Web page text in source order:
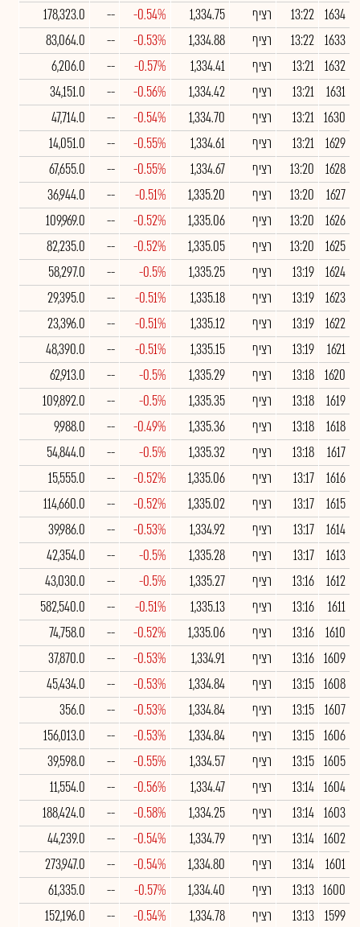
1634
13:22 רציף 1,334.75
-0.54%
--
178,323.0
1633
13:22 רציף 1,334.88
-0.53%
--
83,064.0
1632
13:21 רציף 1,334.41
-0.57%
--
6,206.0
1631
13:21 רציף 1,334.42
-0.56%
--
34,151.0
1630
13:21 רציף 1,334.70
-0.54%
--
47,714.0
1629
13:21 רציף 1,334.61
-0.55%
--
14,051.0
1628
13:20 רציף 1,334.67
-0.55%
--
67,655.0
1627
13:20 רציף 1,335.20
-0.51%
--
36,944.0
1626
13:20 רציף 1,335.06
-0.52%
--
109,969.0
1625
13:20 רציף 1,335.05
-0.52%
--
82,235.0
1624
13:19 רציף 1,335.25
-0.5%
--
58,297.0
1623
13:19 רציף 1,335.18
-0.51%
--
29,395.0
1622
13:19 רציף 1,335.12
-0.51%
--
23,396.0
1621
13:19 רציף 1,335.15
-0.51%
--
48,390.0
1620
13:18 רציף 1,335.29
-0.5%
--
62,913.0
1619
13:18 רציף 1,335.35
-0.5%
--
109,892.0
1618
13:18 רציף 1,335.36
-0.49%
--
9,988.0
1617
13:18 רציף 1,335.32
-0.5%
--
54,844.0
1616
13:17 רציף 1,335.06
-0.52%
--
15,555.0
1615
13:17 רציף 1,335.02
-0.52%
--
114,660.0
1614
13:17 רציף 1,334.92
-0.53%
--
39,986.0
1613
13:17 רציף 1,335.28
-0.5%
--
42,354.0
1612
13:16 רציף 1,335.27
-0.5%
--
43,030.0
1611
13:16 רציף 1,335.13
-0.51%
--
582,540.0
1610
13:16 רציף 1,335.06
-0.52%
--
74,758.0
1609
13:16 רציף 1,334.91
-0.53%
--
37,870.0
1608
13:15 רציף 1,334.84
-0.53%
--
45,434.0
1607
13:15 רציף 1,334.84
-0.53%
--
356.0
1606
13:15 רציף 1,334.84
-0.53%
--
156,013.0
1605
13:15 רציף 1,334.57
-0.55%
--
39,598.0
1604
13:14 רציף 1,334.47
-0.56%
--
11,554.0
1603
13:14 רציף 1,334.25
-0.58%
--
188,424.0
1602
13:14 רציף 1,334.79
-0.54%
--
44,239.0
1601
13:14 רציף 1,334.80
-0.54%
--
273,947.0
1600
13:13 רציף 1,334.40
-0.57%
--
61,335.0
1599
13:13 רציף 1,334.78
-0.54%
--
152,196.0